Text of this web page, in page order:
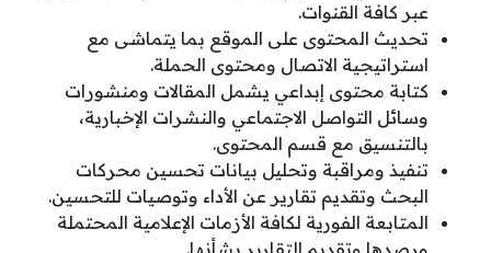
عبر كافة القنوات.
تحديث المحتوى على الموقع بما يتماشى مع
استراتيجية الاتصال ومحتوى الحملة.
كتابة محتوى إبداعي يشمل المقالات ومنشورات
وسائل التواصل الاجتماعي والنشرات الإخبارية،
بالتنسيق مع قسم المحتوى.
تنفيذ ومراقبة وتحليل بيانات تحسين محركات
البحث وتقديم تقارير عن الأداء وتوصيات للتحسين.
المتابعة الفورية لكافة الأزمات الإعلامية المحتملة